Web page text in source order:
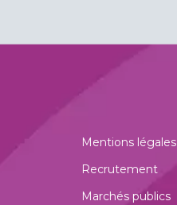
Mentions légales
Recrutement
Marchés publics